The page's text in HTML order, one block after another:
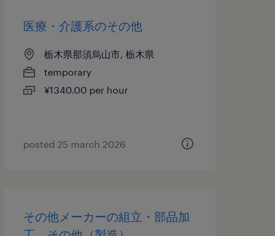
医療・介護系のその他
栃木県那須烏山市, 栃木県
temporary
¥1340.00 per hour
posted 25 march 2026
その他メーカーの組立・部品加